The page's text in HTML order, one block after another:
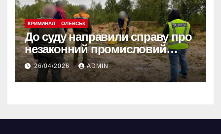
КРИМИНАЛ ОЛЕВСЬК
До суду направили справу про
незаконний промисловий
видобуток пісковику на
Олевщині
26/04/2026 ADMIN